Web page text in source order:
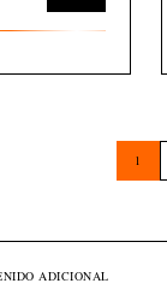
1
ADICIONAL